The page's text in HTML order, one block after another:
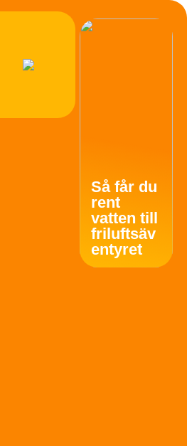
Så får du
rent
vatten till
friluftsäv
entyret